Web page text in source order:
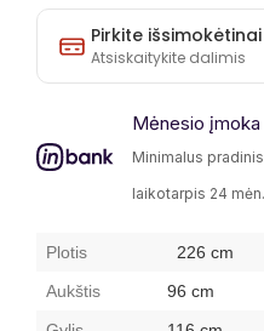
Pirkite išsimokėtinai
Atsiskaitykite dalimis
Mėnesio
Minimalus
laikotarpis 24 mėn.
Plotis
226 cm
Aukštis
96 cm